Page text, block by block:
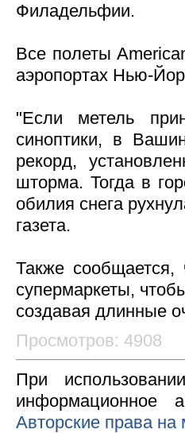
Филадельфии.
Все полеты
аэропортах Нью-
"Если метель
синоптики, в
рекорд,
шторма. Тогда в
обилия снега
газета.
Также
супермаркеты,
создавая длинные
Просмотров: 4908
При
информационное
Авторские права на